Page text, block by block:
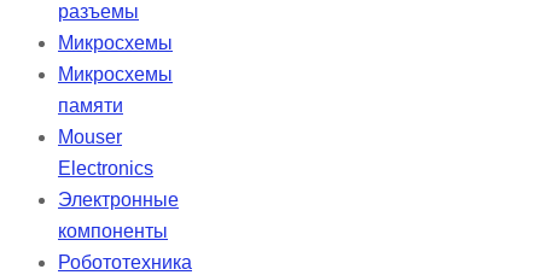
идеально подходят для
проекционных установках, а
разъемы
Микросхемы
Микросхемы
памяти
Mouser
Electronics
Электронные
компоненты
Робототехника